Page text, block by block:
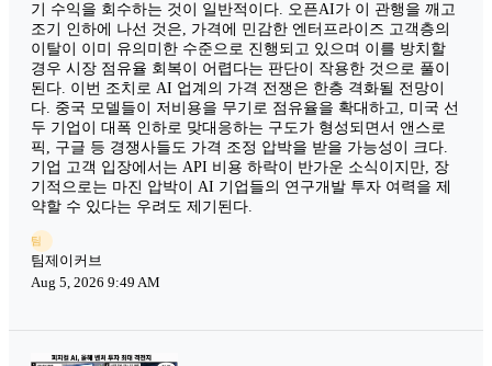
기 수익을 회수하는 것이 일반적이다. 오픈AI가 이 관행을 깨고
조기 인하에 나선 것은, 가격에 민감한 엔터프라이즈 고객층의
이탈이 이미 유의미한 수준으로 진행되고 있으며 이를 방치할
경우 시장 점유율 회복이 어렵다는 판단이 작용한 것으로 풀이
된다. 이번 조치로 AI 업계의 가격 전쟁은 한층 격화될 전망이
다. 중국 모델들이 저비용을 무기로 점유율을 확대하고, 미국 선
두 기업이 대폭 인하로 맞대응하는 구도가 형성되면서 앤스로
픽, 구글 등 경쟁사들도 가격 조정 압박을 받을 가능성이 크다.
기업 고객 입장에서는 API 비용 하락이 반가운 소식이지만, 장
기적으로는 마진 압박이 AI 기업들의 연구개발 투자 여력을 제
약할 수 있다는 우려도 제기된다.
팀
팀제이커브
Aug 5, 2026 9:49 AM